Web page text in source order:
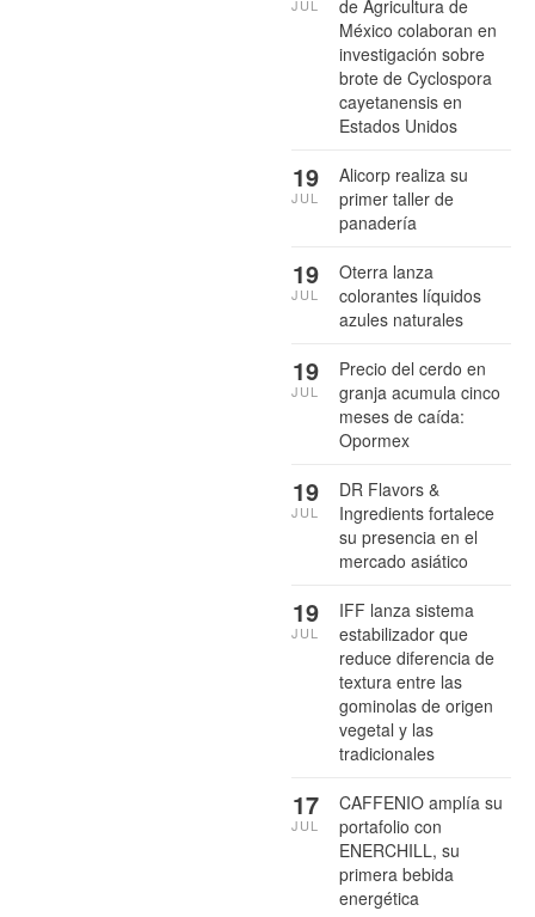
de Agricultura de
México colaboran en
investigación sobre
brote de Cyclospora
cayetanensis en
Estados Unidos
JUL
Alicorp realiza su
primer taller de
panadería
19
JUL
Oterra lanza
colorantes líquidos
azules naturales
19
JUL
Precio del cerdo en
granja acumula cinco
meses de caída:
Opormex
19
JUL
DR Flavors &
Ingredients fortalece
su presencia en el
mercado asiático
19
JUL
IFF lanza sistema
estabilizador que
reduce diferencia de
textura entre las
gominolas de origen
vegetal y las
tradicionales
19
JUL
CAFFENIO amplía su
portafolio con
ENERCHILL, su
primera bebida
energética
17
JUL